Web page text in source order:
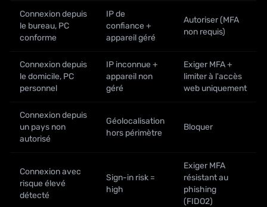
Connexion depuis
le bureau, PC
conforme
IP de
confiance +
appareil géré
Autoriser (MFA
non requis)
Connexion depuis
le domicile, PC
personnel
IP inconnue +
appareil non
géré
Exiger MFA +
limiter à l'accès
web uniquement
Connexion depuis
un pays non
autorisé
Géolocalisation
hors périmètre
Bloquer
Connexion avec
risque élevé
détecté
Sign-in risk =
high
Exiger MFA
résistant au
phishing
(FIDO2)